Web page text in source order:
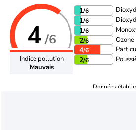
4/6
Indice pollution
Mauvais
1/6
1/6
1/6
2/6 Ozone
4/6
2/6
Données